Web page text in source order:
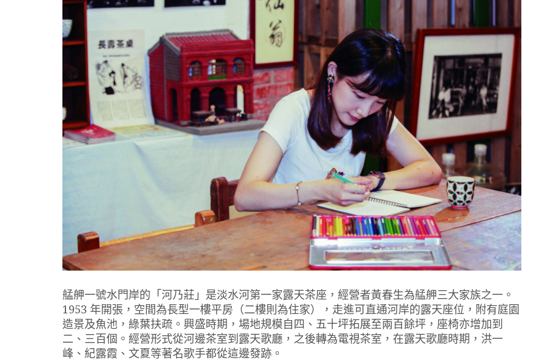
艋舺一號水門岸的「河乃莊」是淡水河第一家露天茶座，經營者黃春生為艋舺三大家族之一。
1953 年開張，空間為長型一樓平房（二樓則為住家），走進可直通河岸的露天座位，附有庭園
造景及魚池，綠葉扶疏。興盛時期，場地規模自四、五十坪拓展至兩百餘坪，座椅亦增加到
二、三百個。經營形式從河邊茶室到露天歌廳，之後轉為電視茶室，在露天歌廳時期，洪一
峰、紀露霞、文夏等著名歌手都從這邊發跡。